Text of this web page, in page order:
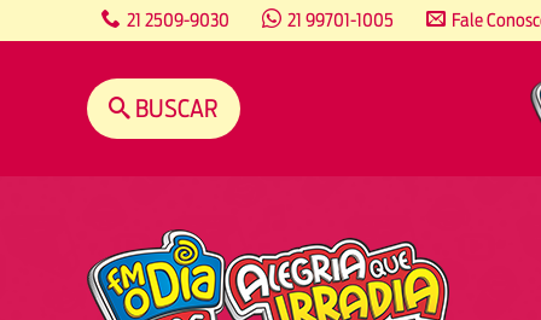
21 2509-9030 21 99701-1005 Fale
BUSCAR